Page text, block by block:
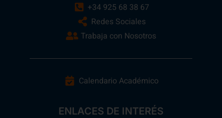
+34 925 68 38 67
Redes Sociales
Trabaja con Nosotros
Calendario Académico
ENLACES DE INTERÉS